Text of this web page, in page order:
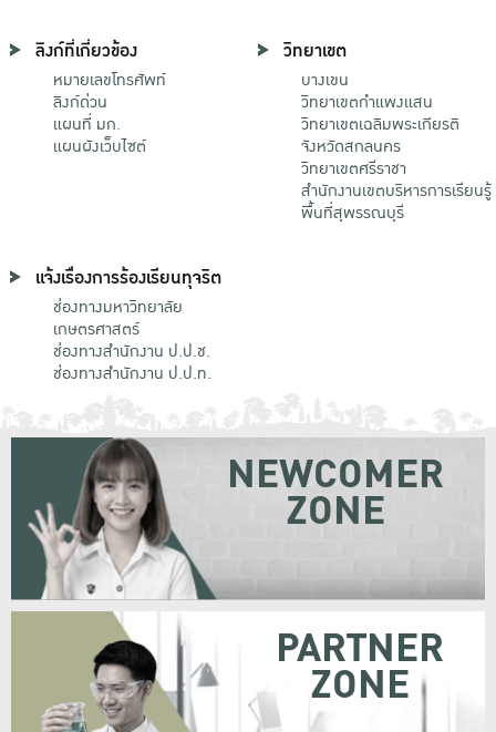
ลิงก์ที่เกี่ยวข้อง
หมายเลขโทรศัพท์
ลิงก์ด่วน
แผนที่ มก.
แผนผังเว็บไซต์
วิทยาเขต
บางเขน
วิทยาเขตกําแพงแสน
วิทยาเขตเฉลิมพระเกียรติ
จังหวัดสกลนคร
วิทยาเขตศรีราชา
สำนักงานเขตบริหารการเรียนรู้
พื้นที่สุพรรณบุรี
แจ้งเรื่องการร้องเรียนทุจริต
ช่องทางมหาวิทยาลัย
เกษตรศาสตร์
ช่องทางสำนักงาน ป.ป.ช.
ช่องทางสำนักงาน ป.ป.ท.
NEWCOMER
ZONE
PARTNER
ZONE